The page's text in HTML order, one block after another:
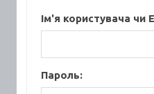
Ім'я користувача чи
Пароль: